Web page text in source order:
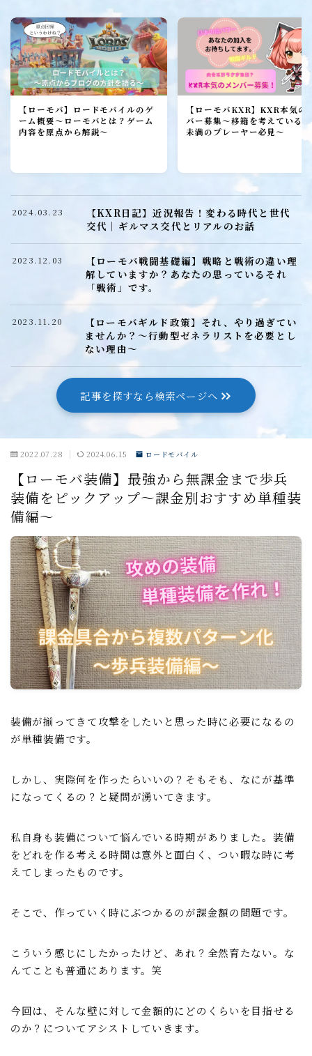
戦闘基礎編
戦闘防衛編
戦闘攻撃編
戦闘応用編
戦闘小ネタ編
ギルド運営
ギルド政策
イベント攻略
ドラゴンアリーナ
KVK
公式イベント
聖騎士
魔獣討伐会
おすすめ情報
ポイ活
愛用ツール
ギルド紹介掲示板
魔獣討伐会紹介掲示板
プライバシーポリシー
Webマーケティング探偵事務所
【ローモバ】ロードモバイルのゲ
ーム概要～ローモバとは？ゲーム
内容を原点から解説～
【ローモバKXR】KXR本気の
バー募集～移籍を考えている
未満のプレーヤー必見～
【KXR日記】近況報告！変わる時代と世代
交代｜ギルマス交代とリアルのお話
2024.03.23
【ローモバ戦闘基礎編】戦略と戦術の違い理
解していますか？あなたの思っているそれ
「戦術」です。
2023.12.03
【ローモバギルド政策】それ、やり過ぎてい
ませんか？～行動型ゼネラリストを必要とし
ない理由～
2023.11.20
記事を探すなら検索ページへ
2022.07.28 2024.06.15 ロードモバイル
【ローモバ装備】最強から無課金まで歩兵
装備をピックアップ～課金別おすすめ単種装
備編～
装備が揃ってきて攻撃をしたいと思った時に必要になるの
が単種装備です。
しかし、実際何を作ったらいいの？そもそも、なにが基準
になってくるの？と疑問が湧いてきます。
私自身も装備について悩んでいる時期がありました。装備
をどれを作る考える時間は意外と面白く、つい暇な時に考
えてしまったものです。
そこで、作っていく時にぶつかるのが課金額の問題です。
こういう感じにしたかったけど、あれ？全然育たない。な
んてことも普通にあります。笑
今回は、そんな壁に対して金額的にどのくらいを目指せる
のか？についてアシストしていきます。